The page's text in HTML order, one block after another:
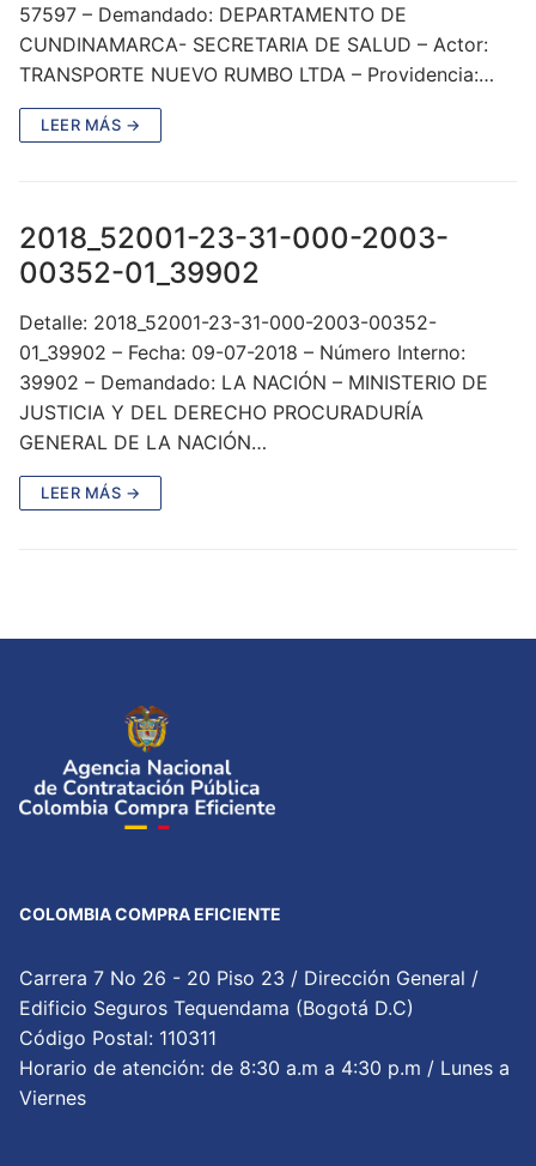
57597 – Demandado: DEPARTAMENTO DE
CUNDINAMARCA- SECRETARIA DE SALUD – Actor:
TRANSPORTE NUEVO RUMBO LTDA – Providencia:…
LEER MÁS →
2018_52001-23-31-000-2003-
00352-01_39902
Detalle: 2018_52001-23-31-000-2003-00352-
01_39902 – Fecha: 09-07-2018 – Número Interno:
39902 – Demandado: LA NACIÓN – MINISTERIO DE
JUSTICIA Y DEL DERECHO PROCURADURÍA
GENERAL DE LA NACIÓN…
LEER MÁS →
COLOMBIA COMPRA EFICIENTE
Carrera 7 No 26 - 20 Piso 23 / Dirección General /
Edificio Seguros Tequendama (Bogotá D.C)
Código Postal: 110311
Horario de atención: de 8:30 a.m a 4:30 p.m / Lunes a
Viernes